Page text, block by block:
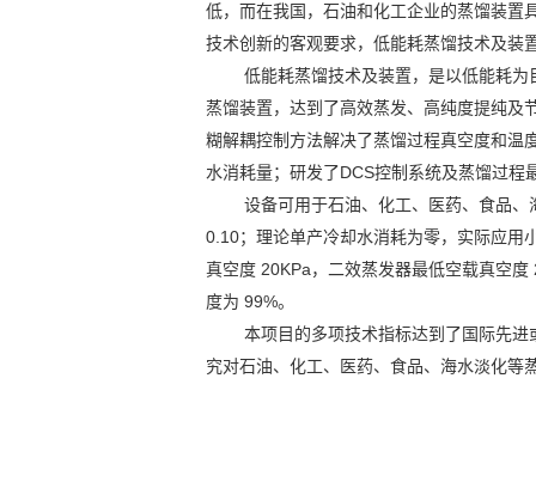
低，而在我国，石油和化工企业的蒸馏装置
技术创新的客观要求，低能耗蒸馏技术及装
低能耗蒸馏技术及装置，是以低能耗
蒸馏装置，达到了高效蒸发、高纯度提纯及
糊解耦控制方法解决了蒸馏过程真空度和温
水消耗量；研发了DCS控制系统及蒸馏过程
设备可用于石油、化工、医药、食品
0.10；理论单产冷却水消耗为零，实际应
真空度 20KPa，二效蒸发器最低空载真空
度为 99%。
本项目的多项技术指标达到了国际先
究对石油、化工、医药、食品、海水淡化等